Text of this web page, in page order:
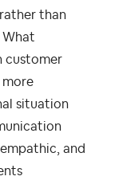
than
What
customer
situation
and